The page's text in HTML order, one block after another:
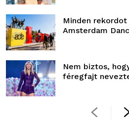
Minden
Amsterdam
Nem biztos,
féregfajt